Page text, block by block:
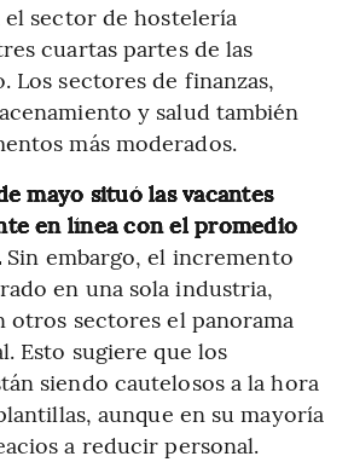
el sector de hostelería
cuartas partes de las
Los sectores de finanzas,
y salud también
más moderados.
mayo situó las vacantes
en línea con el promedio
Sin embargo, el incremento
en una sola industria,
otros sectores el panorama
Esto sugiere que los
siendo cautelosos a la hora
aunque en su mayoría
a reducir personal.